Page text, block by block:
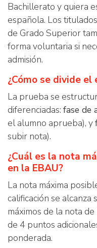
Bachillerato y quiera
española. Los
de Grado Superior
forma voluntaria si
admisión.
¿Cómo se divide
La prueba se
diferenciadas: fase de
el alumno aprueba), y
subir nota).
¿Cuál es la nota
en la EBAU?
La nota máxima
calificación se
máximos de la nota
de 4 puntos
ponderada.